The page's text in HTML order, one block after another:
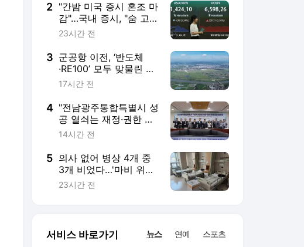
2 "간밤 미국 증시 혼조 마
감"…국내 증시, "숨 고르
기" 장세 펼쳐질까
23시간 전
3 군공항 이전, ‘반도체
·RE100’ 모두 맞물린 도
미노 프로젝트
17시간 전
4 "전남광주통합특별시 성
공 열쇠는 재정·권한 균
형"
14시간 전
5 의사 없어 병상 4개 중
3개 비었다…'마비 위기'
국립정신병원
23시간 전
서비스 바로가기 뉴스 연예 스포츠